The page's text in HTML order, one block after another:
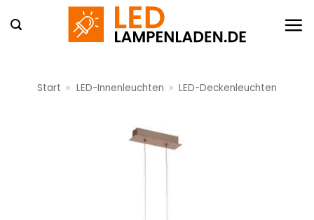
Inhalt
Start » LED-Innenleuchten » LED-Deckenleuchten